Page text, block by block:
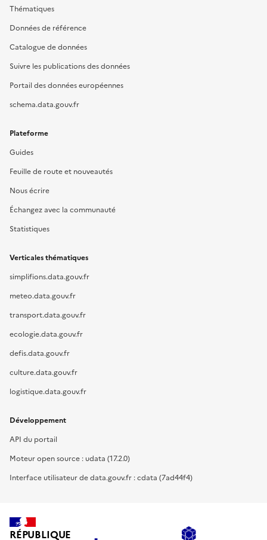
Thématiques
Données de référence
Catalogue de données
Suivre les publications des données
Portail des données européennes
schema.data.gouv.fr
Plateforme
Guides
Feuille de route et nouveautés
Nous écrire
Échangez avec la communauté
Statistiques
Verticales thématiques
simplifions.data.gouv.fr
meteo.data.gouv.fr
transport.data.gouv.fr
ecologie.data.gouv.fr
defis.data.gouv.fr
culture.data.gouv.fr
logistique.data.gouv.fr
Développement
API du portail
Moteur open source : udata (17.2.0)
Interface utilisateur de data.gouv.fr : cdata (7ad44f4)
RÉPUBLIQUE